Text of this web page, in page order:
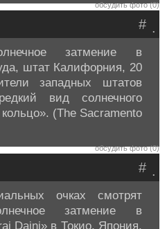
обсудить фото (0)
.
#
затмение в
штат Калифорния, 20
западных штатов
вид солнечного
(The Sacramento
обсудить фото (0)
.
#
очках смотрят
затмение в
Daini» в Токио, Япония,